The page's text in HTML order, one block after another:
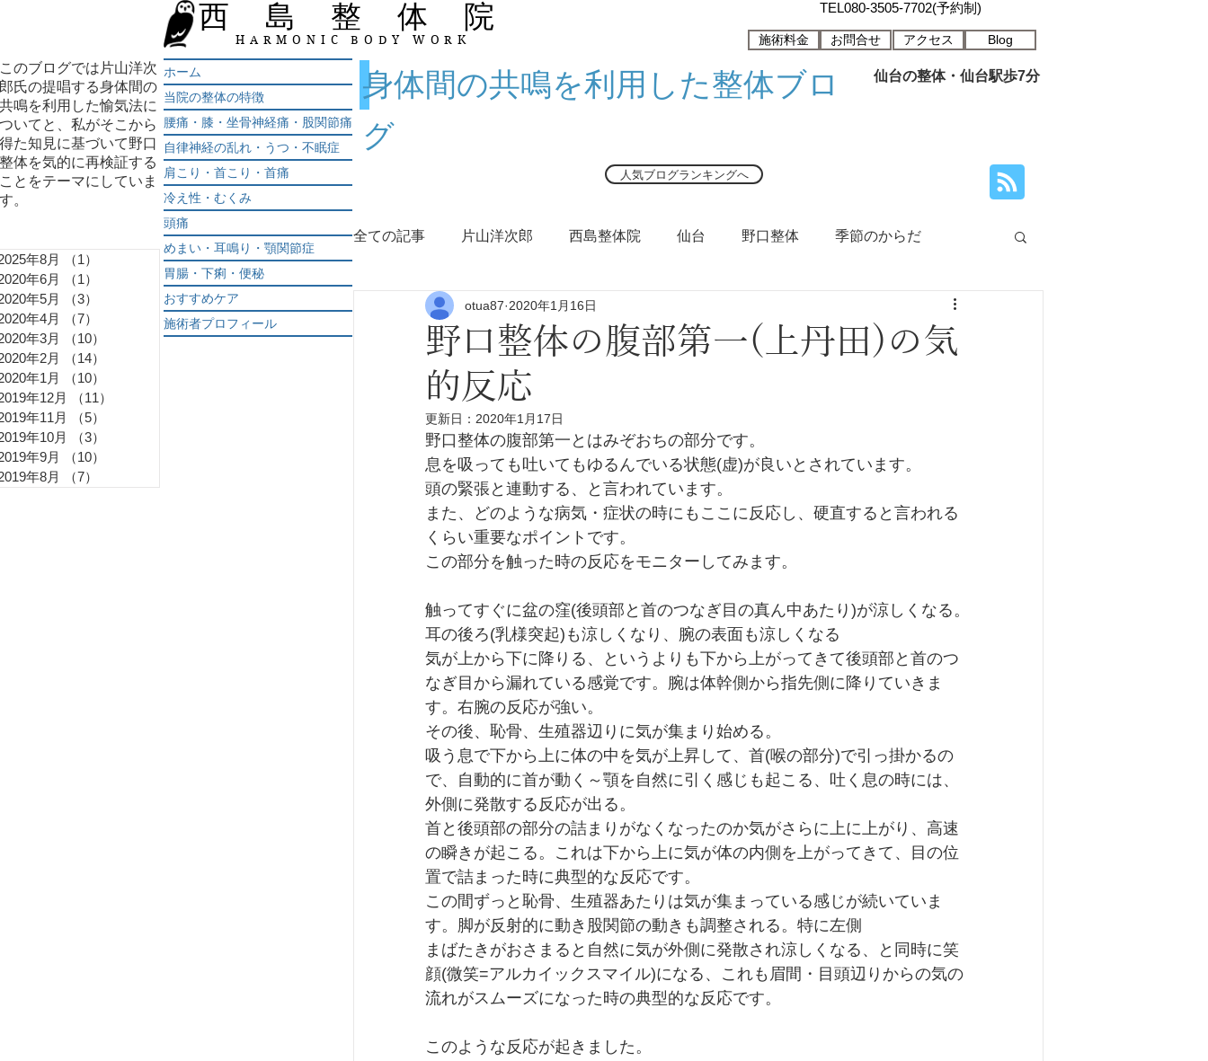
ホーム
当院の整体の特徴
腰痛・膝・坐骨神経痛・股関節痛
自律神経の乱れ・うつ・不眠症
肩こり・首こり・首痛
冷え性・むくみ
頭痛
めまい・耳鳴り・顎関節症
胃腸・下痢・便秘
おすすめケア
施術者プロフィール
西 島 整 体 院
HARMONIC BODY WORK
TEL080-3505-7702(予約制)
施術料金 お問合せ アクセス Blog
このブログでは片山洋次
郎氏の提唱する身体間の
共鳴を利用した愉気法に
ついてと、私がそこから
得た知見に基づいて野口
整体を気的に再検証する
ことをテーマにしていま
す。
年8月 （1）
年6月
（1）
年5月
（3）
年4月
（7）
年3月
（10）
10件の記事
年2月
（14）
年1月
（10）
年12月
（11）
年11月
（5）
年10月
（3）
年9月
（10）
年8月
（7）
​身体間の共鳴を利用した整体ブロ
グ
人気ブログランキングへ
仙台の整体・仙台駅歩7分
全ての記事 片山洋次郎 西島整体院 仙台 野口整体 季節のからだ
野口整体の腹部第一(上丹田)の気
的反応
otua87 2020年1月16日
更新日： 2020年1月17日
野口整体の腹部第一とはみぞおちの部分です。
息を吸っても吐いてもゆるんでいる状態(虚)が良いとされています。
頭の緊張と連動する、と言われています。
また、どのような病気・症状の時にもここに反応し、硬直すると言われる
くらい重要なポイントです。
この部分を触った時の反応をモニターしてみます。
触ってすぐに盆の窪(後頭部と首のつなぎ目の真ん中あたり)が涼しくなる。
耳の後ろ(乳様突起)も涼しくなり、腕の表面も涼しくなる
気が上から下に降りる、というよりも下から上がってきて後頭部と首のつ
なぎ目から漏れている感覚です。腕は体幹側から指先側に降りていきま
す。右腕の反応が強い。
その後、恥骨、生殖器辺りに気が集まり始める。
吸う息で下から上に体の中を気が上昇して、首(喉の部分)で引っ掛かるの
で、自動的に首が動く～顎を自然に引く感じも起こる、吐く息の時には、
外側に発散する反応が出る。
首と後頭部の部分の詰まりがなくなったのか気がさらに上に上がり、高速
の瞬きが起こる。これは下から上に気が体の内側を上がってきて、目の位
置で詰まった時に典型的な反応です。
この間ずっと恥骨、生殖器あたりは気が集まっている感じが続いていま
す。脚が反射的に動き股関節の動きも調整される。特に左側
まばたきがおさまると自然に気が外側に発散され涼しくなる、と同時に笑
顔(微笑=アルカイックスマイル)になる、これも眉間・目頭辺りからの気の
流れがスムーズになった時の典型的な反応です。
このような反応が起きました。